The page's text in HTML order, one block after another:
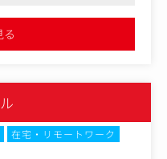
レクションを担当してい
たなPRプランの企画提
てを担っていただきま
ング成果を最大化してい
現性」があります。
ープの資産を背景に、
計していただき、単な
通をデザインするマー
にしていただくための資料
watch?v=XuegMwf6AGo
る
在宅・リモートワーク